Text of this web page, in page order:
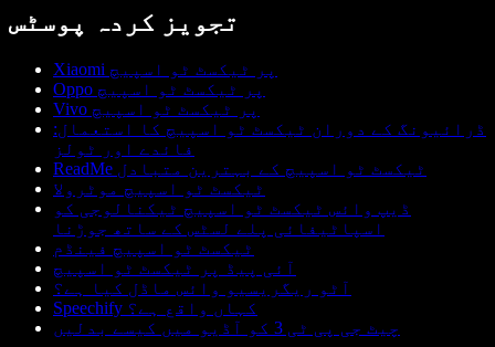
تجویز کردہ پوسٹس
Xiaomi پر ٹیکسٹ ٹو اسپیچ
Oppo پر ٹیکسٹ ٹو اسپیچ
Vivo پر ٹیکسٹ ٹو اسپیچ
ڈرائیونگ کے دوران ٹیکسٹ ٹو اسپیچ کا استعمال:
فائدے اور ٹولز
ReadMe ٹیکسٹ ٹو اسپیچ کے بہترین متبادل
ٹیکسٹ ٹو اسپیچ موٹرولا
ڈیپ وائس ٹیکسٹ ٹو اسپیچ ٹیکنالوجی کو
اسپاٹیفائی پلے لسٹس کے ساتھ جوڑنا
ٹیکسٹ ٹو اسپیچ فینڈم
آئی پیڈ پر ٹیکسٹ ٹو اسپیچ
آٹو ریگریسیو وائس ماڈل کیا ہے؟
Speechify کہاں واقع ہے؟
چیٹ جی پی ٹی 3 کو آڈیو میں کیسے بدلیں